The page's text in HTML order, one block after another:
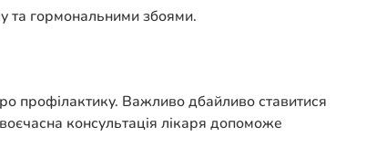
та гормональними збоями.
профілактику. Важливо дбайливо ставитися
консультація лікаря допоможе